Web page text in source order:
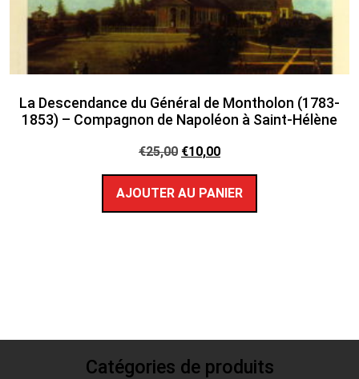
La Descendance du Général de Montholon (1783-
1853) – Compagnon de Napoléon à Saint-Hélène
€25,00 €10,00
AJOUTER AU PANIER
Catégories de produits